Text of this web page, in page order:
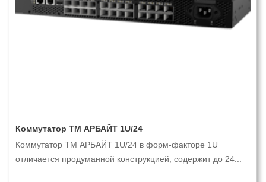
Коммутатор ТМ АРБАЙТ 1U/24
Коммутатор ТМ АРБАЙТ 1U/24 в форм-факторе 1U
отличается продуманной конструкцией, содержит до 24...